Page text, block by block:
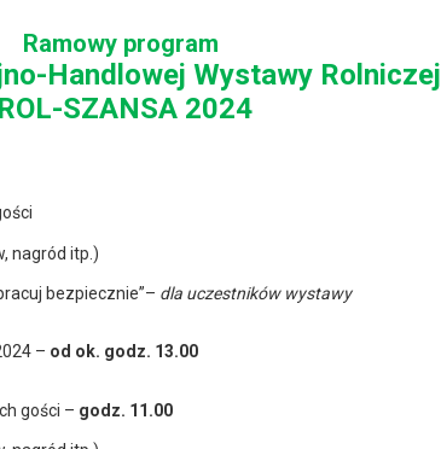
Ramowy program
Handlowej Wystawy Rolniczej
ROL-SZANSA 2024
nagród itp.)
bezpiecznie”– dla uczestników wystawy
– od ok. godz. 13.00
gości – godz. 11.00